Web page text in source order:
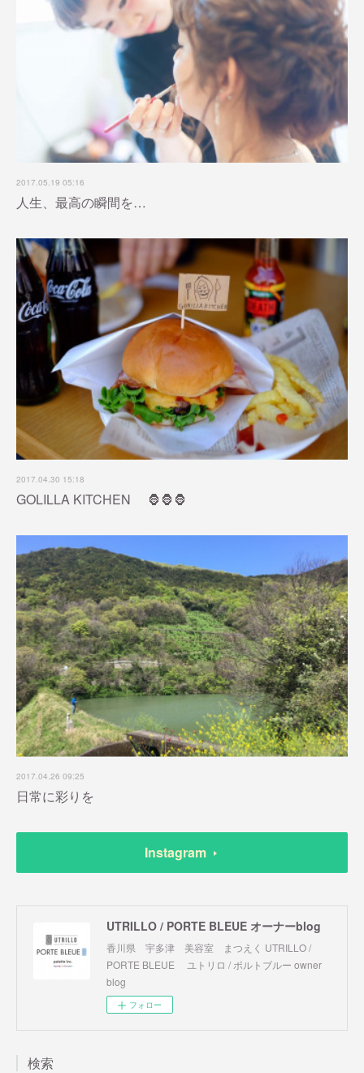
2017.05.19 05:16
人生、最高の瞬間を…
2017.04.30 15:18
GOLILLA KITCHEN 🦍🦍🦍
2017.04.26 09:25
日常に彩りを
Instagram
UTRILLO / PORTE BLEUE オーナーblog
香川県 宇多津 美容室 まつえく UTRILLO /
PORTE BLEUE ユトリロ / ポルトブルー owner
blog
フォロー
検索